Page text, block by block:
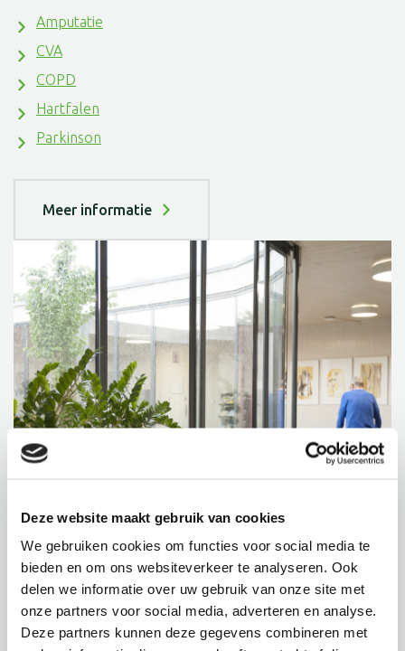
Deze website maakt gebruik van cookies
We gebruiken cookies om functies voor social media te
bieden en om ons websiteverkeer te analyseren. Ook
delen we informatie over uw gebruik van onze site met
onze partners voor social media, adverteren en analyse.
Deze partners kunnen deze gegevens combineren met
Amputatie
CVA
COPD
Hartfalen
Parkinson
Meer informatie